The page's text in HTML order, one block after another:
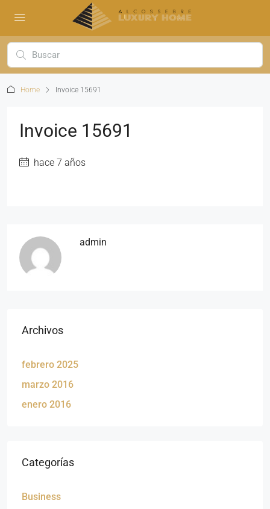
Home Invoice 15691
Invoice 15691
hace 7 años
admin
Archivos
febrero 2025
marzo 2016
enero 2016
Categorías
Business